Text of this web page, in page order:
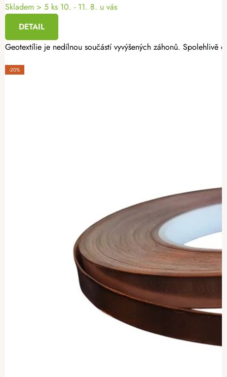
Skladem > 5 ks 10. - 11. 8. u vás
DETAIL
Geotextílie je nedílnou součástí vyvýšených záhonů.
-20%